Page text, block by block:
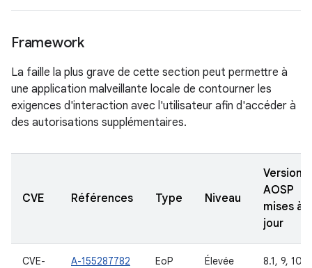
Framework
La faille la plus grave de cette section peut permettre à
une application malveillante locale de contourner les
exigences d'interaction avec l'utilisateur afin d'accéder à
des autorisations supplémentaires.
CVE Références Type Niveau
Versions
AOSP
mises à
jour
CVE-
A-155287782 EoP Élevée 8.1, 9, 10